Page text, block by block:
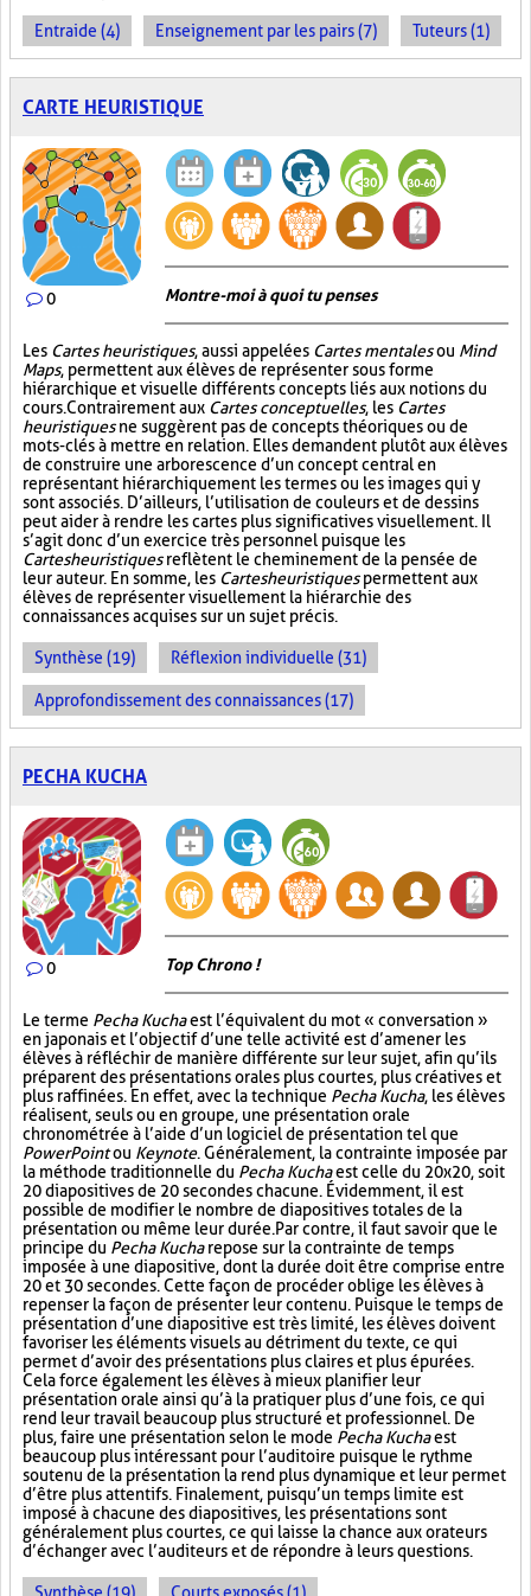
Entraide (4) Enseignement par les pairs (7) Tuteurs (1)
CARTE HEURISTIQUE
0 Montre-moi à quoi tu penses
Les Cartes heuristiques, aussi appelées Cartes mentalesou Mind
Maps, permettent aux élèves de représenter sous forme
hiérarchique et visuelle différents concepts liés aux notions du
cours. Contrairement aux Cartes conceptuelles, les Cartes
heuristiquesne suggèrent pas de concepts théoriques ou de
mots-clés à mettre en relation. Elles demandent plutôt aux élèves
de construire une arborescence d’un concept central en
représentant hiérarchiquement les termes ou les images qui y
sont associés. D’ailleurs, l’utilisation de couleurs et de dessins
peut aider à rendre les cartes plus significatives visuellement. Il
s’agit donc d’un exercice très personnel puisque les
Cartes heuristiquesreflètent le cheminement de la pensée de
leur auteur. En somme, les Cartes heuristiquespermettent aux
élèves de représenter visuellement la hiérarchie des
connaissances acquises sur un sujet précis.
Synthèse (19) Réflexion individuelle (31)
Approfondissement des connaissances (17)
PECHA KUCHA
0 Top Chrono !
Le terme Pecha Kuchaest l’équivalent du mot « conversation »
en japonais et l’objectif d’une telle activité est d’amener les
élèves à réfléchir de manière différente sur leur sujet, afin qu’ils
préparent des présentations orales plus courtes, plus créatives et
plus raffinées. En effet, avec la technique Pecha Kucha, les élèves
réalisent, seuls ou en groupe, une présentation orale
chronométrée à l’aide d’un logiciel de présentation tel que
PowerPointou Keynote. Généralement, la contrainte imposée par
la méthode traditionnelle du Pecha Kuchaest celle du 20x20, soit
20 diapositives de 20 secondes chacune. Évidemment, il est
possible de modifier le nombre de diapositives totales de la
présentation ou même leur durée. Par contre, il faut savoir que le
principe du Pecha Kucharepose sur la contrainte de temps
imposée à une diapositive, dont la durée doit être comprise entre
20 et 30 secondes. Cette façon de procéder oblige les élèves à
repenser la façon de présenter leur contenu. Puisque le temps de
présentation d’une diapositive est très limité, les élèves doivent
favoriser les éléments visuels au détriment du texte, ce qui
permet d’avoir des présentations plus claires et plus épurées.
Cela force également les élèves à mieux planifier leur
présentation orale ainsi qu’à la pratiquer plus d’une fois, ce qui
rend leur travail beaucoup plus structuré et professionnel. De
plus, faire une présentation selon le mode Pecha Kuchaest
beaucoup plus intéressant pour l’auditoire puisque le rythme
soutenu de la présentation la rend plus dynamique et leur permet
d’être plus attentifs. Finalement, puisqu’un temps limite est
imposé à chacune des diapositives, les présentations sont
généralement plus courtes, ce qui laisse la chance aux orateurs
d’échanger avec l’auditeurs et de répondre à leurs questions.